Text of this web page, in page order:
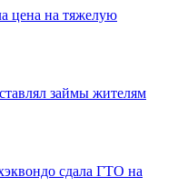
цена на тяжелую
займы жителям
сдала ГТО на